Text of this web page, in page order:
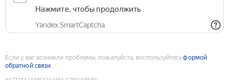
Нажмите, чтобы продолжить
Yandex SmartCaptcha
Если у вас возникли проблемы, пожалуйста, воспользуйтесьформой
обратной связи